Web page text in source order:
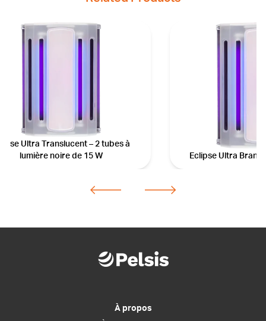
Ultra Translucent – 2 tubes à
lumière noire de 15 W
Eclipse Ultra
À propos